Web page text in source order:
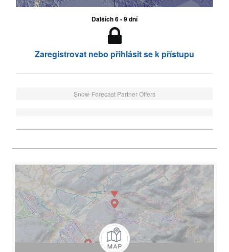
Dalších 6 - 9 dní
Zaregistrovat nebo přihlásit se k přístupu
Snow-Forecast Partner Offers